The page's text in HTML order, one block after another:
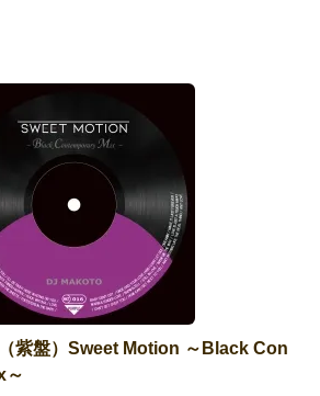
紫盤）Sweet Motion ～Black Con
～